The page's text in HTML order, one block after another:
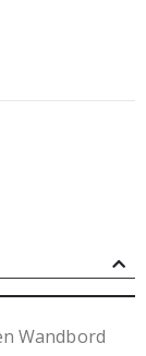
Produktion
um einen
Wandbord